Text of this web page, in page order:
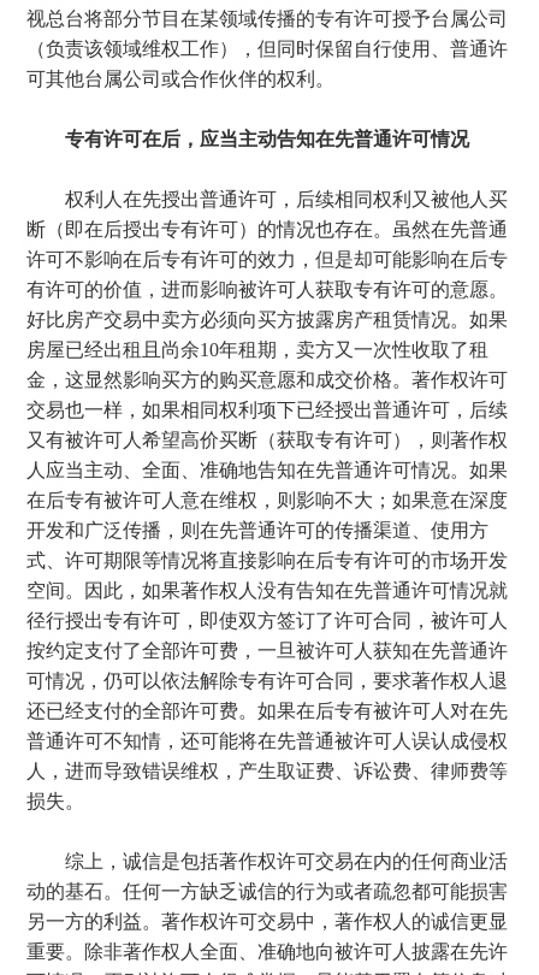
视总台将部分节目在某领域传播的专有许可授予台属公司
（负责该领域维权工作），但同时保留自行使用、普通许
可其他台属公司或合作伙伴的权利。
专有许可在后，应当主动告知在先普通许可情况
权利人在先授出普通许可，后续相同权利又被他人买
断（即在后授出专有许可）的情况也存在。虽然在先普通
许可不影响在后专有许可的效力，但是却可能影响在后专
有许可的价值，进而影响被许可人获取专有许可的意愿。
好比房产交易中卖方必须向买方披露房产租赁情况。如果
房屋已经出租且尚余10年租期，卖方又一次性收取了租
金，这显然影响买方的购买意愿和成交价格。著作权许可
交易也一样，如果相同权利项下已经授出普通许可，后续
又有被许可人希望高价买断（获取专有许可），则著作权
人应当主动、全面、准确地告知在先普通许可情况。如果
在后专有被许可人意在维权，则影响不大；如果意在深度
开发和广泛传播，则在先普通许可的传播渠道、使用方
式、许可期限等情况将直接影响在后专有许可的市场开发
空间。因此，如果著作权人没有告知在先普通许可情况就
径行授出专有许可，即使双方签订了许可合同，被许可人
按约定支付了全部许可费，一旦被许可人获知在先普通许
可情况，仍可以依法解除专有许可合同，要求著作权人退
还已经支付的全部许可费。如果在后专有被许可人对在先
普通许可不知情，还可能将在先普通被许可人误认成侵权
人，进而导致错误维权，产生取证费、诉讼费、律师费等
损失。
综上，诚信是包括著作权许可交易在内的任何商业活
动的基石。任何一方缺乏诚信的行为或者疏忽都可能损害
另一方的利益。著作权许可交易中，著作权人的诚信更显
重要。除非著作权人全面、准确地向被许可人披露在先许